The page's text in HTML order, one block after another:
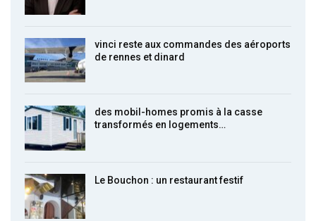
vinci reste aux commandes des aéroports
de rennes et dinard
des mobil-homes promis à la casse
transformés en logements…
Le Bouchon : un restaurant festif